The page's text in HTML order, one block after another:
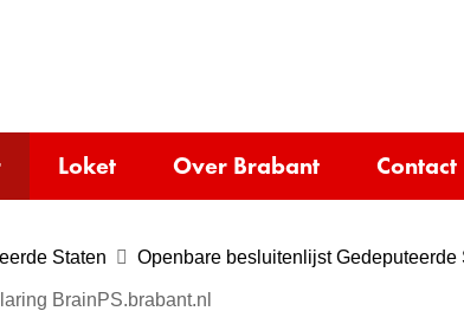
inhoud
Loket Over Brabant Contact
Staten Openbare besluitenlijst Gedeputeerde
BrainPS.brabant.nl